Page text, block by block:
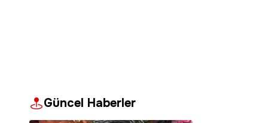
Güncel Haberler